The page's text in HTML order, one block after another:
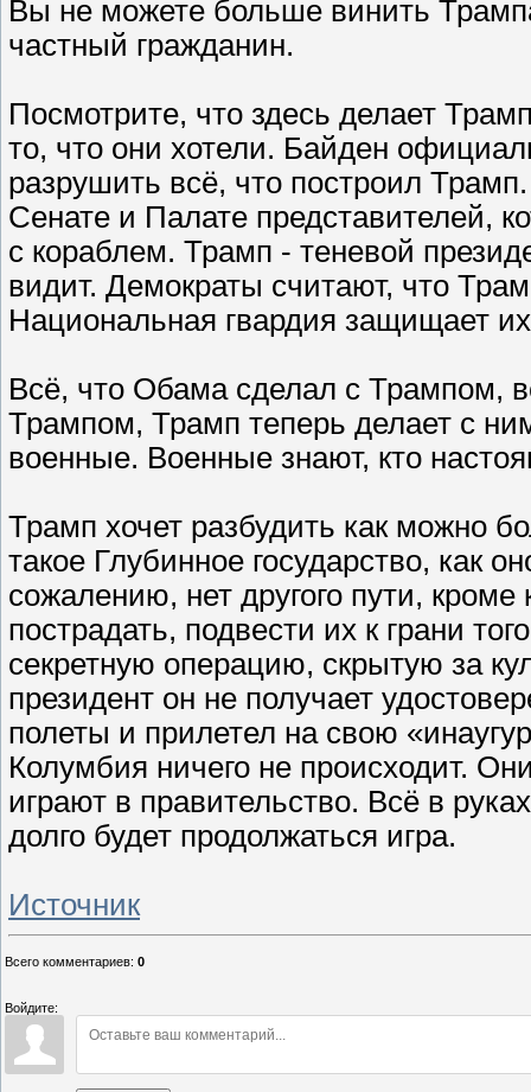
Вы не можете больше винить
частный гражданин.
Посмотрите, что здесь делает
то, что они хотели. Байден
разрушить всё, что построил
Сенате и Палате представителей,
с кораблем. Трамп - теневой
видит. Демократы считают, что
Национальная гвардия защищает
Всё, что Обама сделал с Трампом,
Трампом, Трамп теперь делает с
военные. Военные знают, кто
Трамп хочет разбудить как можно
такое Глубинное государство, как
сожалению, нет другого пути,
пострадать, подвести их к грани
секретную операцию, скрытую за
президент он не получает
полеты и прилетел на свою
Колумбия ничего не происходит.
играют в правительство. Всё в
долго будет продолжаться игра.
Источник
Всего комментариев: 0
Войдите: